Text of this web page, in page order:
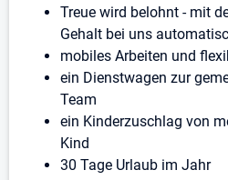
Treue wird belohnt - mit
Gehalt bei uns
mobiles Arbeiten und
ein Dienstwagen zur
Team
ein Kinderzuschlag von
Kind
30 Tage Urlaub im Jahr